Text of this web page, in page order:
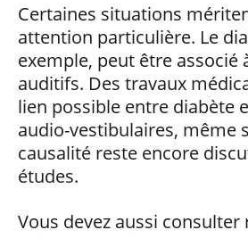
Certaines situations
attention particulière. Le
exemple, peut être associé
auditifs. Des travaux
lien possible entre diabète
audio-vestibulaires, même
causalité reste encore
études.
Vous devez aussi